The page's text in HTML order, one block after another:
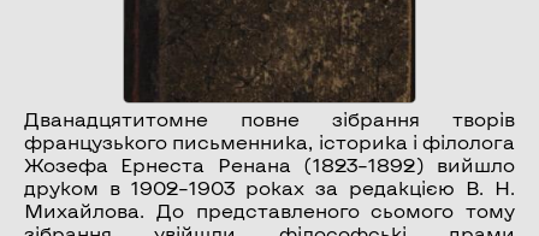
Дванадцятитомне повне зібрання творів
французького письменника, історика і філолога
Жозефа Ернеста Ренана (1823–1892) вийшло
друком в 1902–1903 роках за редакцією В. Н.
Михайлова. До представленого сьомого тому